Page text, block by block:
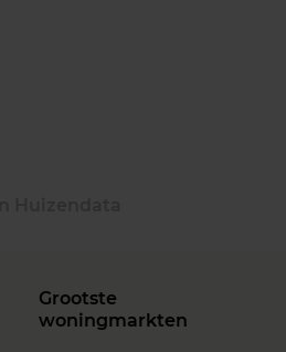
Grootste
woningmarkten